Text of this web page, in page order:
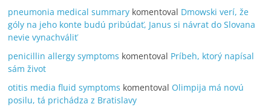
pneumonia medical summary komentoval Dmowski verí, že
góly na jeho konte budú pribúdať, Janus si návrat do Slovana
nevie vynachváliť
penicillin allergy symptoms komentoval Príbeh, ktorý napísal
sám život
otitis media fluid symptoms komentoval Olimpija má novú
posilu, tá prichádza z Bratislavy